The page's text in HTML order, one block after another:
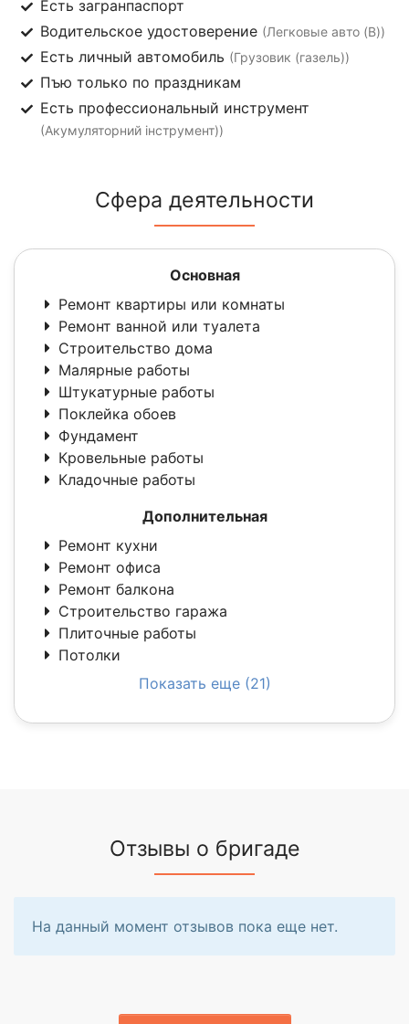
Есть загранпаспорт
Водительское удостоверение (Легковые авто (B))
Есть личный автомобиль (Грузовик (газель))
Пъю только по праздникам
Есть профессиональный инструмент
(Акумуляторний інструмент))
Сфера деятельности
Основная
Ремонт квартиры или комнаты
Ремонт ванной или туалета
Строительство дома
Малярные работы
Штукатурные работы
Поклейка обоев
Фундамент
Кровельные работы
Кладочные работы
Дополнительная
Ремонт кухни
Ремонт офиса
Ремонт балкона
Строительство гаража
Плиточные работы
Потолки
Показать еще (21)
Отзывы о бригаде
На данный момент отзывов пока еще нет.